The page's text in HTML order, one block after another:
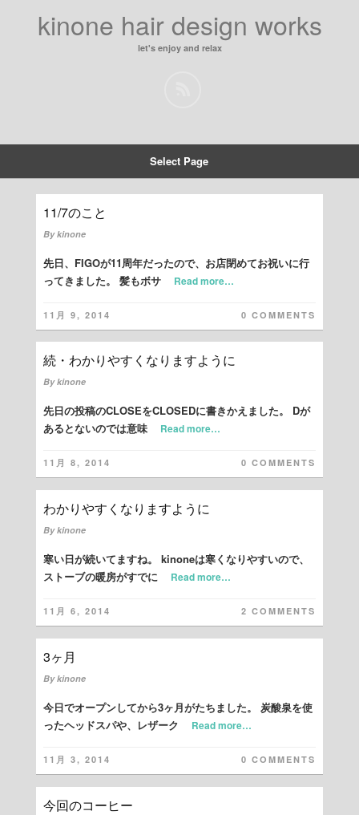
kinone hair design works
let's enjoy and relax
Select Page
11/7のこと
Bykinone
先日、FIGOが11周年だったので、お店閉めてお祝いに行
ってきました。 髪もボサ
Read more…
11月 9, 2014 0 COMMENTS
続・わかりやすくなりますように
Bykinone
先日の投稿のCLOSEをCLOSEDに書きかえました。 Dが
あるとないのでは意味
Read more…
11月 8, 2014 0 COMMENTS
わかりやすくなりますように
Bykinone
寒い日が続いてますね。 kinoneは寒くなりやすいので、
ストーブの暖房がすでに
Read more…
11月 6, 2014 2 COMMENTS
3ヶ月
Bykinone
今日でオープンしてから3ヶ月がたちました。 炭酸泉を使
ったヘッドスパや、レザーク
Read more…
11月 3, 2014 0 COMMENTS
今回のコーヒー